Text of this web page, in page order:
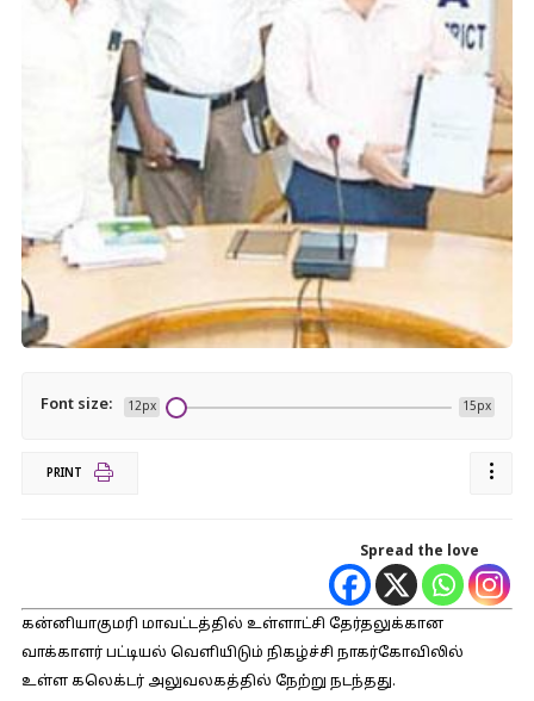
Font size: 12px 15px
PRINT
Spread the love
கன்னியாகுமரி மாவட்டத்தில் உள்ளாட்சி தேர்தலுக்கான
வாக்காளர் பட்டியல் வெளியிடும் நிகழ்ச்சி நாகர்கோவிலில்
உள்ள கலெக்டர் அலுவலகத்தில் நேற்று நடந்தது.